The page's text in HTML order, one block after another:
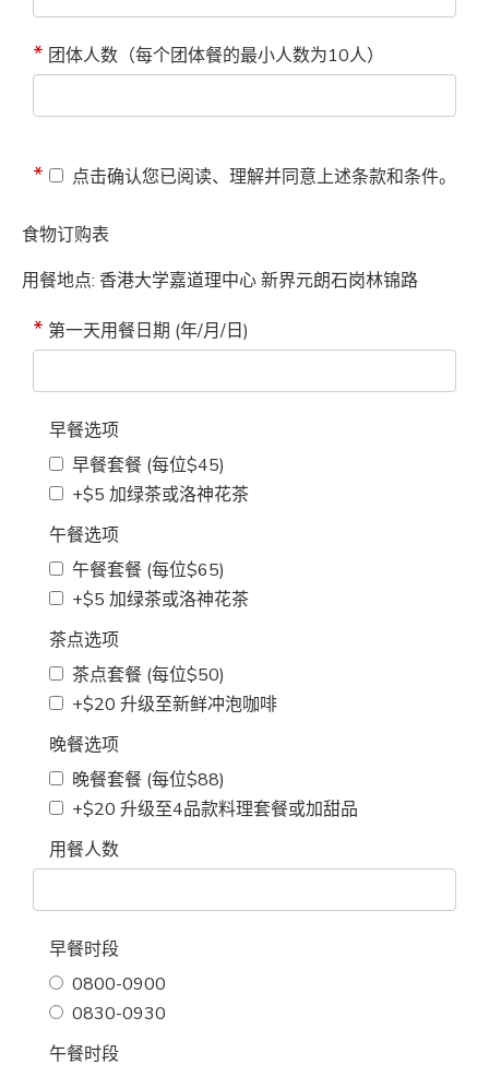
团体人数（每个团体餐的最小人数为10人）
点击确认您已阅读、理解并同意上述条款和条件。
食物订购表
用餐地点: 香港大学嘉道理中心 新界元朗石岗林锦路
第一天用餐日期 (年/月/日)
早餐选项
早餐套餐 (每位$45)
+$5 加绿茶或洛神花茶
午餐选项
午餐套餐 (每位$65)
+$5 加绿茶或洛神花茶
茶点选项
茶点套餐 (每位$50)
+$20 升级至新鲜冲泡咖啡
晚餐选项
晚餐套餐 (每位$88)
+$20 升级至4品款料理套餐或加甜品
用餐人数
早餐时段
0800-0900
0830-0930
午餐时段